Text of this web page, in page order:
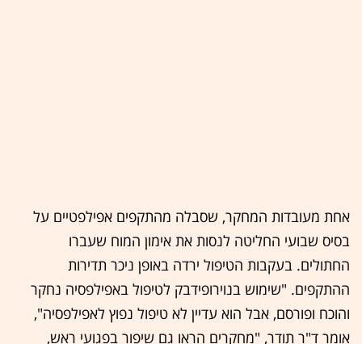
אחת מעובדות המחקר, שסבלה מהתקפים אפילפטיים על
בסיס שבועי החליטה לנסות את אימון המוח שעברו
החתולים. בעקבות הטיפול ירדה באופן ניכר תדירות
ההתקפים. "שימוש בנוירופידבק לטיפול באפילפסיה נחקר
והוכח ופורסם, אבל הוא עדיין לא טיפול נפוץ לאפילפסיה",
אומר ד"ר תודר, "מחקרים הראו גם שיפור בפגועי ראש,